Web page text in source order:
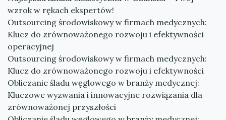
wzrok w rękach ekspertów!
Outsourcing środowiskowy w firmach medycznych:
Klucz do zrównoważonego rozwoju i efektywności
operacyjnej
Outsourcing środowiskowy w firmach medycznych:
Klucz do zrównoważonego rozwoju i efektywności
Obliczanie śladu węglowego w branży medycznej:
Kluczowe wyzwania i innowacyjne rozwiązania dla
zrównoważonej przyszłości